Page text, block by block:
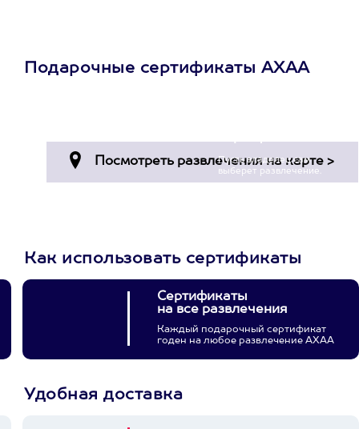
Подарочные сертификаты АХАА
Пусть владелец сам
выберет развлечение.
Как использовать сертификаты
Сертификаты
на все развлечения
Каждый подарочный сертификат
годен на любое развлечение АХАА
Удобная доставка